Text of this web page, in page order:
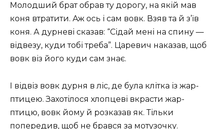
Молодший брат обрав ту дорогу, на якій мав
коня втратити. Аж ось і сам вовк. Взяв та й з’їв
коня. А дурневі сказав: “Сідай мені на спину —
відвезу, куди тобі треба”. Царевич наказав, щоб
вовк віз його куди сам знає.
І відвіз вовк дурня в ліс, де була клітка із жар-
птицею. Захотілося хлопцеві вкрасти жар-
птицю, вовк йому й розказав як. Тільки
попередив, щоб не брався за мотузочку.